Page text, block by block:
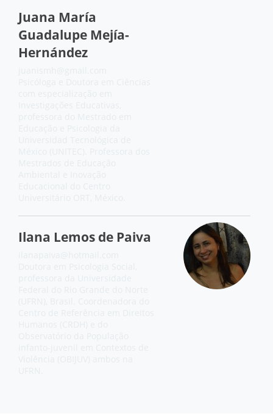
Juana María
Guadalupe Mejía-
Hernández
Ilana Lemos de Paiva